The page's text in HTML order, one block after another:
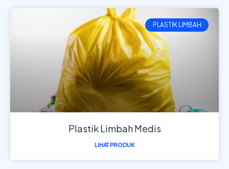
PLASTIK LIMBAH
Plastik Limbah Medis
LIHAT PRODUK